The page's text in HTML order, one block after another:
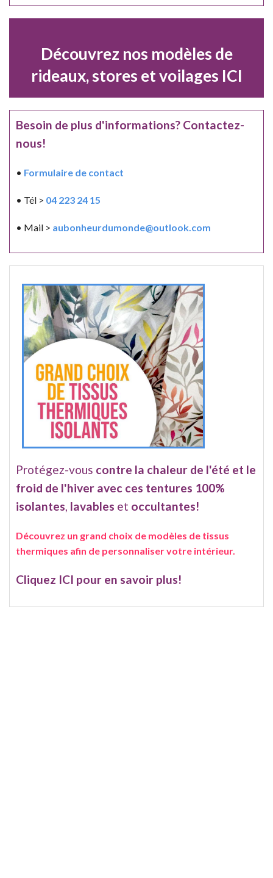
Découvrez nos modèles de
rideaux, stores et voilages ICI
Besoin de plus d'informations? Contactez-
nous!
• Formulaire de contact
• Tél > 04 223 24 15
• Mail > aubonheurdumonde@outlook.com
Protégez-vous contre la chaleur de l'été et le
froid de l'hiver avec ces tentures 100%
isolantes, lavables et occultantes!
Découvrez un grand choix de modèles de tissus
thermiques afin de personnaliser votre intérieur.
Cliquez ICI pour en savoir plus!